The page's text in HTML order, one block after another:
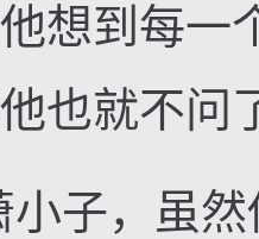
想到每一
也就不问
子，虽然